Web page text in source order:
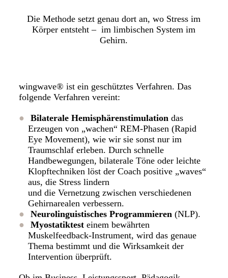
Die Methode setzt genau dort an, wo Stress im
Körper entsteht – im limbischen System im
Gehirn.
wingwave® ist ein geschütztes Verfahren. Das
folgende Verfahren vereint:
Bilaterale Hemisphärenstimulation das
Erzeugen von „wachen“ REM-Phasen (Rapid
Eye Movement), wie wir sie sonst nur im
Traumschlaf erleben. Durch schnelle
Handbewegungen, bilaterale Töne oder leichte
Klopftechniken löst der Coach positive „waves“
aus, die Stress lindern
und die Vernetzung zwischen verschiedenen
Gehirnarealen verbessern.
Neurolinguistisches Programmieren (NLP).
Myostatiktesteinem bewährten
Muskelfeedback-Instrument, wird das genaue
Thema bestimmt und die Wirksamkeit der
Intervention überprüft.